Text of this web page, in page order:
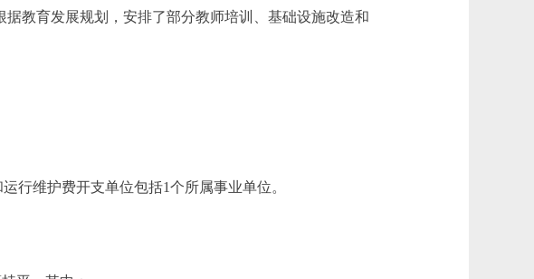
教育发展规划，安排了部分教师培训、基础设施改造和
维护费开支单位包括1个所属事业单位。